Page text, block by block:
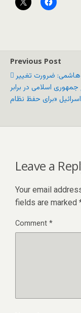
Previous Post
هاشمی: ضرورت تغییر
اسلامی در برابر
Leave a
Your email
fields are marked
Comment*